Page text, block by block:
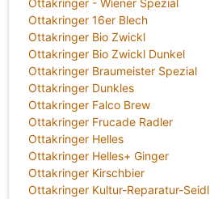
Ottakringer - Wiener Spezial
Ottakringer 16er Blech
Ottakringer Bio Zwickl
Ottakringer Bio Zwickl Dunkel
Ottakringer Braumeister Spezial
Ottakringer Dunkles
Ottakringer Falco Brew
Ottakringer Frucade Radler
Ottakringer Helles
Ottakringer Helles+ Ginger
Ottakringer Kirschbier
Ottakringer Kultur-Reparatur-Seidl